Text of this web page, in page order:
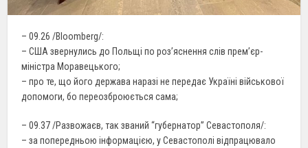
– 09.26 /Bloomberg/:
– США звернулись до Польщі по роз’яснення слів прем’єр-
міністра Моравецького;
– про те, що його держава наразі не передає Україні військової
допомоги, бо переозброюється сама;
– 09.37 /Развожаєв, так званий “губернатор” Севастополя/:
– за попередньою інформацією, у Севастополі відпрацювало